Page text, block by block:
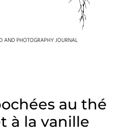
AND PHOTOGRAPHY JOURNAL
au thé
à la vanille